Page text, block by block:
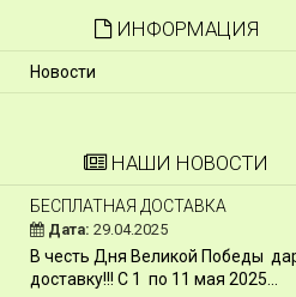
ИНФОРМАЦИЯ
Новости
НАШИ НОВОСТИ
БЕСПЛАТНАЯ ДОСТАВКА
Дата: 29.04.2025
В честь Дня Великой Победы
доставку!!! С 1 по 11 мая 2025...